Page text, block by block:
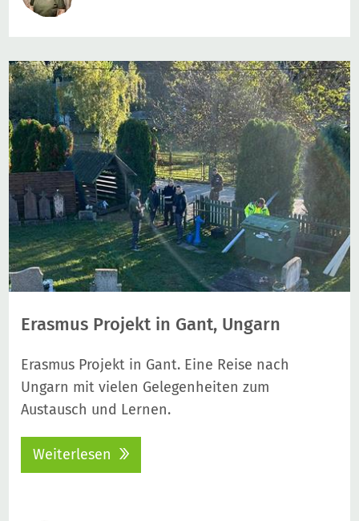
Erasmus Projekt in Gant, Ungarn
Erasmus Projekt in Gant. Eine Reise nach
Ungarn mit vielen Gelegenheiten zum
Austausch und Lernen.
Weiterlesen